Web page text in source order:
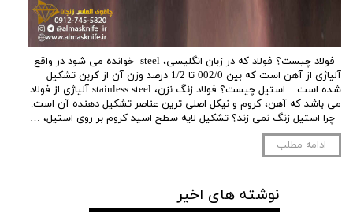
فولاد چیست؟ فولاد که در زبان انگلیسی، steel خوانده می شود در واقع
آلیاژی از آهن است که بین 002/0 تا 1/2 درصد وزن آن از کربن تشکیل
شده است. استیل چیست؟ فولاد زنگ نزن، stainless steel آلیاژی از فولاد
می باشد که آهن، کروم و نیکل اصلی ترین عناصر تشکیل دهنده آن است.
چرا استیل زنگ نمی زند؟ تشکیل لایه سطح اسید کروم بر روی استیل، …
ادامه مطلب
نوشته های اخیر